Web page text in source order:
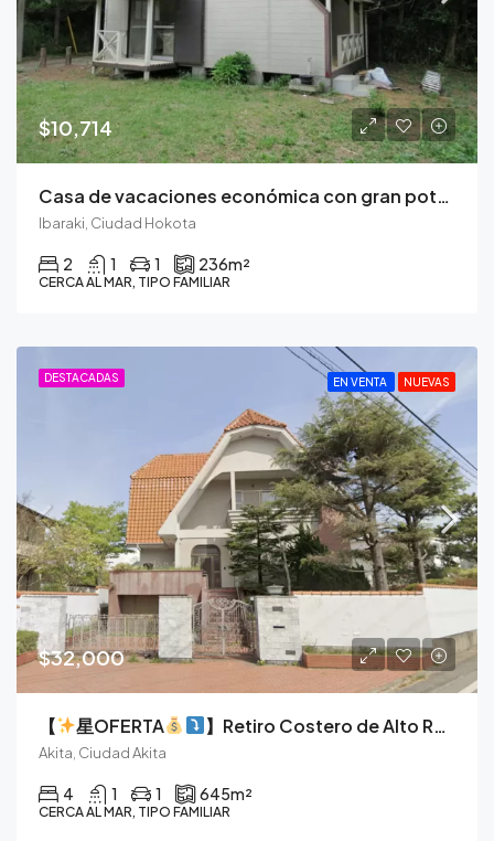
$10,714
Casa de vacaciones económica con gran potencial en la ciudad de Hokota
Ibaraki, Ciudad Hokota
2 1 1 236m²
CERCA AL MAR, TIPO FAMILIAR
DESTACADAS EN VENTA NUEVAS
$32,000
【 星OFERTA 】Retiro Costero de Alto Rendimiento: Un Lienzo en Blanco en Akita
Akita, Ciudad Akita
4 1 1 645m²
CERCA AL MAR, TIPO FAMILIAR